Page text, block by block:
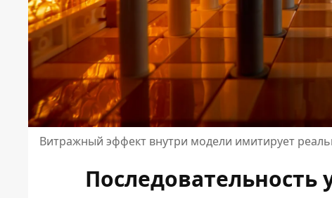
Витражный эффект внутри модели имитирует
Последовательность